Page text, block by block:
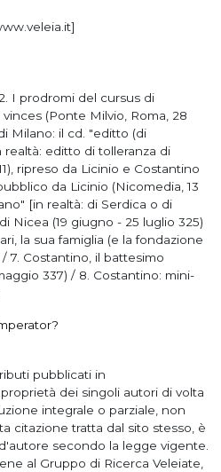
I prodromi del cursus di
(Ponte Milvio, Roma, 28
Milano: il cd. "editto (di
editto di tolleranza di
ripreso da Licinio e Costantino
da Licinio (Nicomedia, 13
[in realtà: di Serdica o di
Nicea (19 giugno - 25 luglio 325)
la sua famiglia (e la fondazione
7. Costantino, il battesimo
337) / 8. Costantino: mini-
pubblicati in
dei singoli autori di volta
integrale o parziale, non
citazione tratta dal sito stesso, è
secondo la legge vigente.
al Gruppo di Ricerca Veleiate,